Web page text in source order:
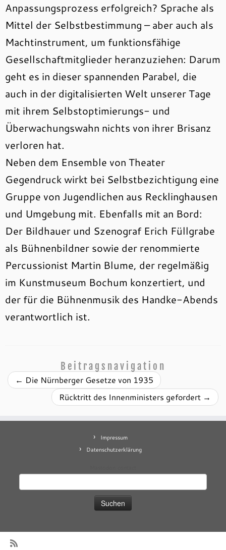
Anpassungsprozess erfolgreich? Sprache als
Mittel der Selbstbestimmung – aber auch als
Machtinstrument, um funktionsfähige
Gesellschaftmitglieder heranzuziehen: Darum
geht es in dieser spannenden Parabel, die
auch in der digitalisierten Welt unserer Tage
mit ihrem Selbstoptimierungs- und
Überwachungswahn nichts von ihrer Brisanz
verloren hat.
Neben dem Ensemble von Theater
Gegendruck wirkt bei Selbstbezichtigung eine
Gruppe von Jugendlichen aus Recklinghausen
und Umgebung mit. Ebenfalls mit an Bord:
Der Bildhauer und Szenograf Erich Füllgrabe
als Bühnenbildner sowie der renommierte
Percussionist Martin Blume, der regelmäßig
im Kunstmuseum Bochum konzertiert, und
der für die Bühnenmusik des Handke-Abends
verantwortlich ist.
Beitragsnavigation
← Die Nürnberger Gesetze von 1935
Rücktritt des Innenministers gefordert →
Impressum
Datenschutzerklärung